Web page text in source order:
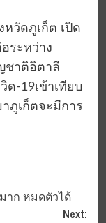
วัดภูเก็ต เปิด
ระหว่าง
ชาติอิตาลี
ด-19เข้าเทียบ
ภูเก็ตจะมีการ
าก หมดตัวได้
Next: